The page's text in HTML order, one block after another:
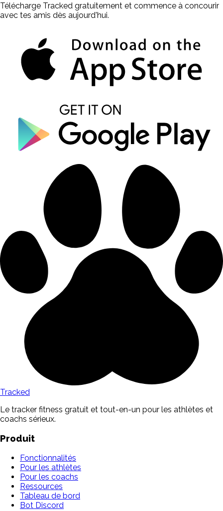
Télécharge Tracked gratuitement et commence à concourir
avec tes amis dès aujourd'hui.
Tracked
Le tracker fitness gratuit et tout-en-un pour les athlètes et
coachs sérieux.
Produit
Fonctionnalités
Pour les athlètes
Pour les coachs
Ressources
Tableau de bord
Bot Discord